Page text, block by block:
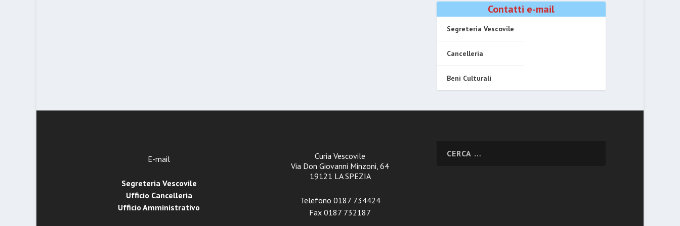
Contatti e-mail
Segreteria Vescovile
Cancelleria
Beni Culturali
E-mail
Segreteria Vescovile
Ufficio Cancelleria
Ufficio Amministrativo
Curia Vescovile
Via Don Giovanni Minzoni, 64
19121 LA SPEZIA
Telefono 0187 734424
Fax 0187 732187